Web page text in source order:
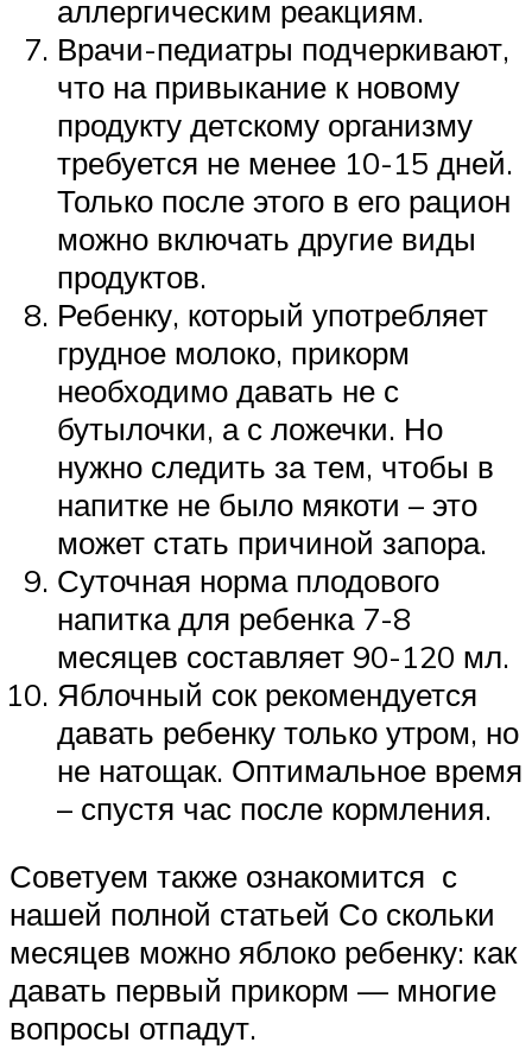
аллергическим реакциям.
Врачи-педиатры подчеркивают,
что на привыкание к новому
продукту детскому организму
требуется не менее 10-15 дней.
Только после этого в его рацион
можно включать другие виды
продуктов.
Ребенку, который употребляет
грудное молоко, прикорм
необходимо давать не с
бутылочки, а с ложечки. Но
нужно следить за тем, чтобы в
напитке не было мякоти – это
может стать причиной запора.
Суточная норма плодового
напитка для ребенка 7-8
месяцев составляет 90-120 мл.
Яблочный сок рекомендуется
давать ребенку только утром, но
не натощак. Оптимальное время
– спустя час после кормления.
Советуем также ознакомится с
нашей полной статьей Со скольки
месяцев можно яблоко ребенку: как
давать первый прикорм — многие
вопросы отпадут.